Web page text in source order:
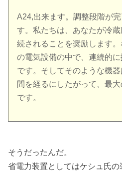
A24,出来ます。調整段階が
す。私たちは、あなたが冷
続されることを奨励します
の電気設備の中で、連続的
です。そしてそのような機
間を経るにしたがって、最
です。
そうだったんだ。
省電力装置としてはケシュ氏の